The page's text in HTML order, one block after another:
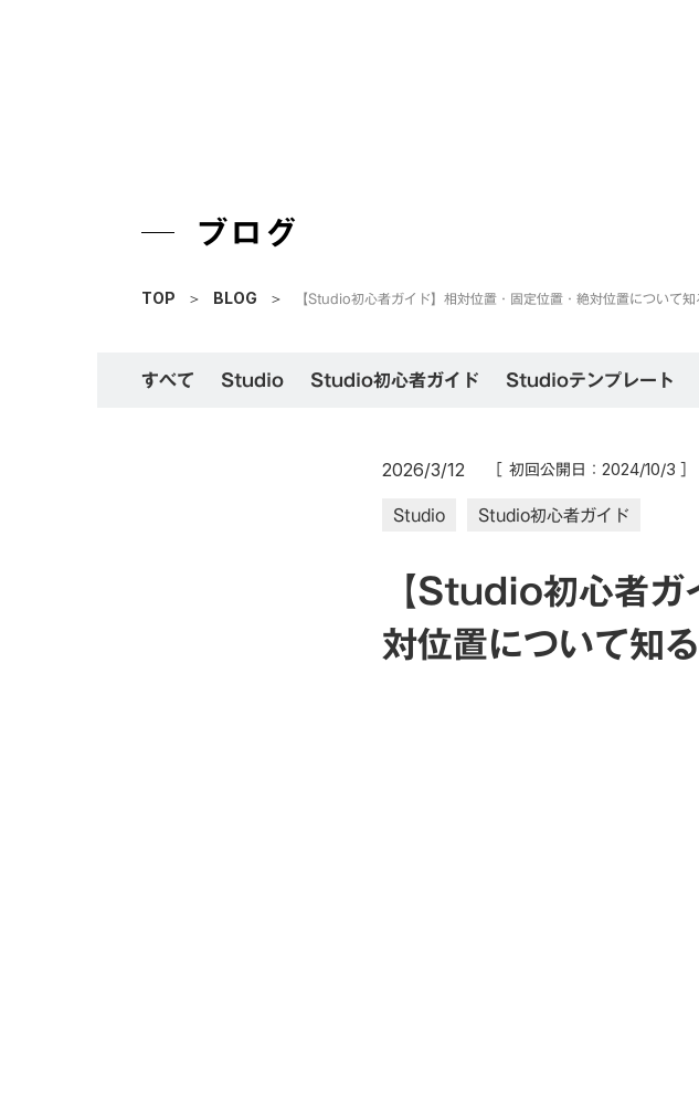
ブログ
TOP ＞ BLOG ＞ 【Studio初心者ガイド】相対位置・固定位置・絶対位置につい
すべて Studio Studio初心者ガイド Studioテンプレート
2026/3/12 ［ 初回公開日： 2024/10/3 ］
Studio Studio初心者ガイド
【Studio初心者
対位置について